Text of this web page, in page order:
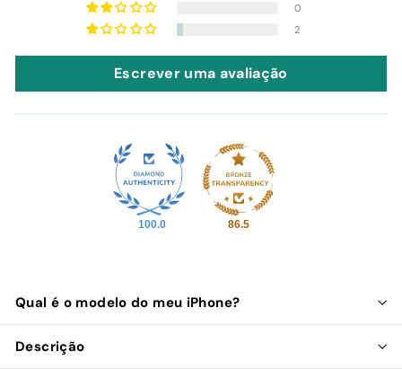
0
2
Escrever uma avaliação
100.0 86.5
Qual é o modelo do meu iPhone?
Descrição